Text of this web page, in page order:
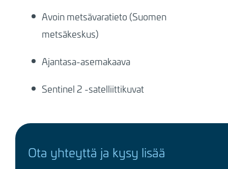
Avoin metsävaratieto (Suomen
metsäkeskus)
Ajantasa-asemakaava
Sentinel 2 -satelliittikuvat
Ota yhteyttä ja kysy lisää